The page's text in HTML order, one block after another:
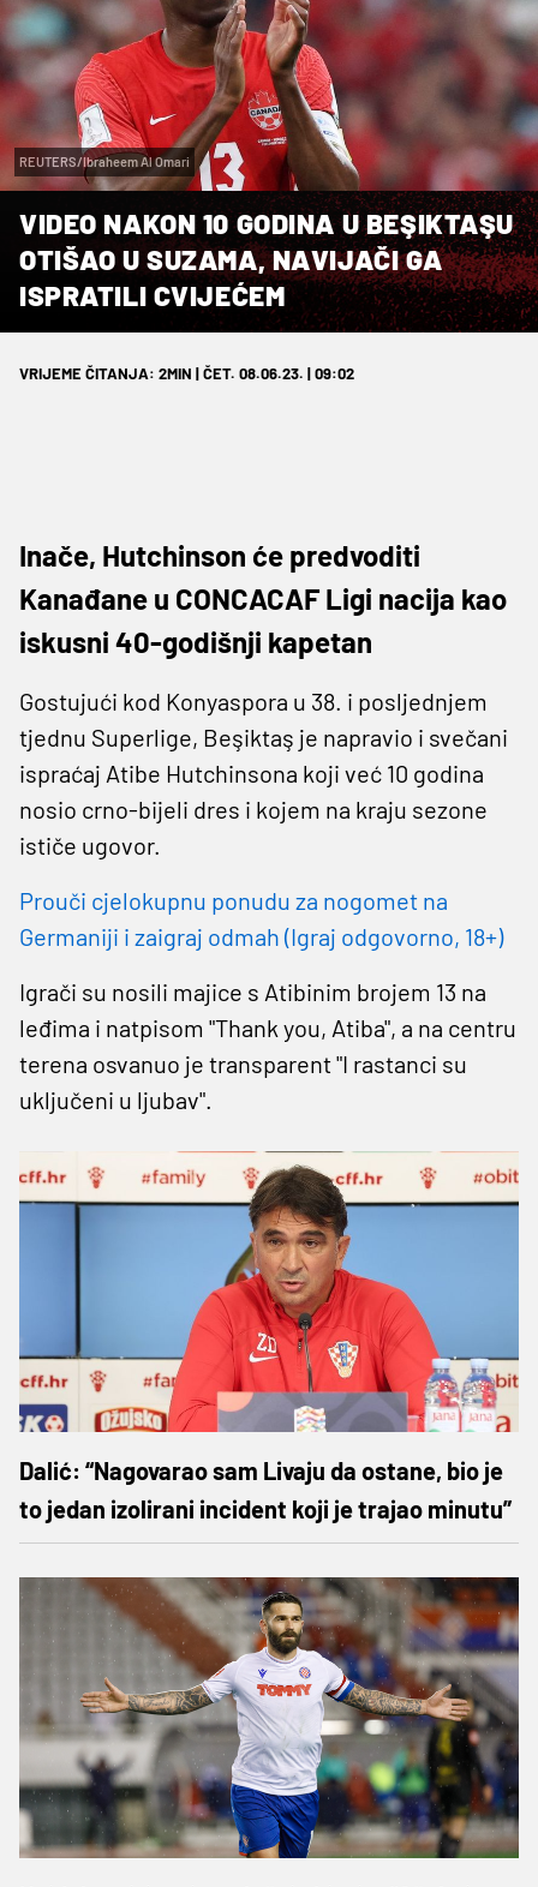
REUTERS/Ibraheem Al Omari
VIDEO NAKON 10 GODINA U BEŞIKTAŞU
OTIŠAO U SUZAMA, NAVIJAČI GA
ISPRATILI CVIJEĆEM
VRIJEME ČITANJA: 2MIN | ČET. 08.06.23. | 09:02
Inače, Hutchinson će predvoditi
Kanađane u CONCACAF Ligi nacija kao
iskusni 40-godišnji kapetan
Gostujući kod Konyaspora u 38. i posljednjem
tjednu Superlige, Beşiktaş je napravio i svečani
ispraćaj Atibe Hutchinsona koji već 10 godina
nosio crno-bijeli dres i kojem na kraju sezone
ističe ugovor.
Prouči cjelokupnu ponudu za nogomet na
Germaniji i zaigraj odmah (Igraj odgovorno, 18+)
Igrači su nosili majice s Atibinim brojem 13 na
leđima i natpisom "Thank you, Atiba", a na centru
terena osvanuo je transparent "I rastanci su
uključeni u ljubav".
Dalić: “Nagovarao sam Livaju da ostane, bio je
to jedan izolirani incident koji je trajao minutu”